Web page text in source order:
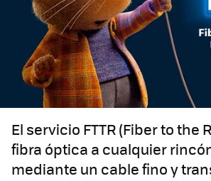
El servicio FTTR (Fiber to the
fibra óptica a cualquier
mediante un cable fino y